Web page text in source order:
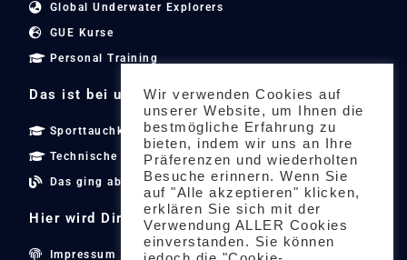
Global Underwater Explorers
GUE Kurse
Personal Training
Das ist bei uns los...
Sporttauchkurse
Technische Tauchkurse
Das ging ab
Hier wird Dir geholfen...
Impressum
Wir verwenden Cookies auf
unserer Website, um Ihnen die
bestmögliche Erfahrung zu
bieten, indem wir uns an Ihre
Präferenzen und wiederholten
Besuche erinnern. Wenn Sie
auf "Alle akzeptieren" klicken,
erklären Sie sich mit der
Verwendung ALLER Cookies
einverstanden. Sie können